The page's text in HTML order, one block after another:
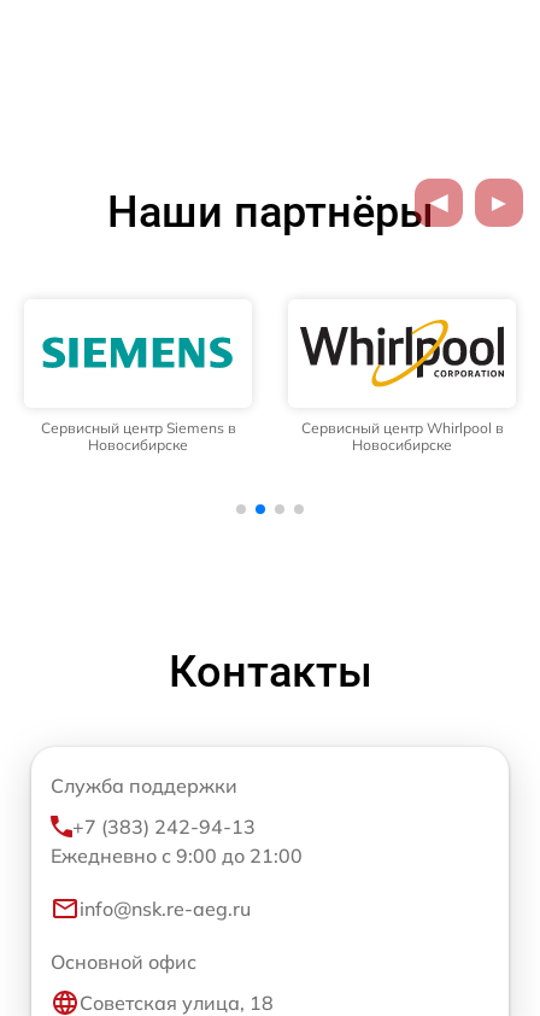
Наши партнёры
Сервисный центр Siemens в
Новосибирске
Сервисный центр Whirlpool в
Новосибирске
Контакты
Служба поддержки
+7 (383) 242-94-13
Ежедневно с 9:00 до 21:00
info@nsk.re-aeg.ru
Основной офис
Советская улица, 18